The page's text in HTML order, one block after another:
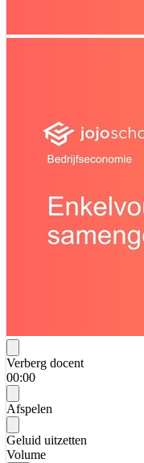
Verberg docent
00:00
Afspelen
Geluid uitzetten
Volume